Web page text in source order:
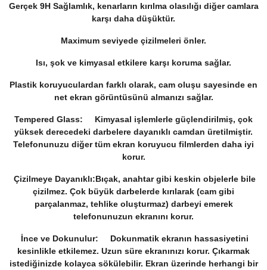
Gerçek 9H Sağlamlık, kenarların kırılma olasılığı diğer camlara
karşı daha düşüktür.
Maximum seviyede çizilmeleri önler.
Isı, şok ve kimyasal etkilere karşı koruma sağlar.
Plastik koruyuculardan farklı olarak, cam oluşu sayesinde en
net ekran görüntüsünü almanızı sağlar.
Tempered Glass: Kimyasal işlemlerle güçlendirilmiş, çok
yüksek derecedeki darbelere dayanıklı camdan üretilmiştir.
Telefonunuzu diğer tüm ekran koruyucu filmlerden daha iyi
korur.
Çizilmeye Dayanıklı:Bıçak, anahtar gibi keskin objelerle bile
çizilmez. Çok büyük darbelerde kırılarak (cam gibi
parçalanmaz, tehlike oluşturmaz) darbeyi emerek
telefonunuzun ekranını korur.
İnce ve Dokunulur: Dokunmatik ekranın hassasiyetini
kesinlikle etkilemez. Uzun süre ekranınızı korur. Çıkarmak
istediğinizde kolayca sökülebilir. Ekran üzerinde herhangi bir